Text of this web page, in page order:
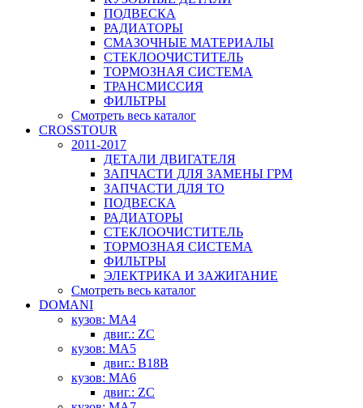
ПОДВЕСКА
РАДИАТОРЫ
СМАЗОЧНЫЕ МАТЕРИАЛЫ
СТЕКЛООЧИСТИТЕЛЬ
ТОРМОЗНАЯ СИСТЕМА
ТРАНСМИССИЯ
ФИЛЬТРЫ
Смотреть весь каталог
CROSSTOUR
2011-2017
ДЕТАЛИ ДВИГАТЕЛЯ
ЗАПЧАСТИ ДЛЯ ЗАМЕНЫ ГРМ
ЗАПЧАСТИ ДЛЯ ТО
ПОДВЕСКА
РАДИАТОРЫ
СТЕКЛООЧИСТИТЕЛЬ
ТОРМОЗНАЯ СИСТЕМА
ФИЛЬТРЫ
ЭЛЕКТРИКА И ЗАЖИГАНИЕ
Смотреть весь каталог
DOMANI
кузов: MA4
двиг.: ZC
кузов: MA5
двиг.: B18B
кузов: MA6
двиг.: ZC